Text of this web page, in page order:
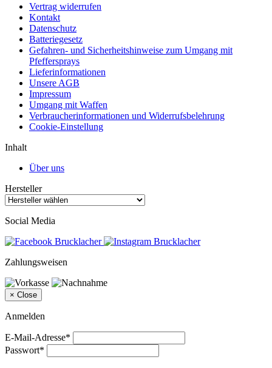
Vertrag widerrufen
Kontakt
Datenschutz
Batteriegesetz
Gefahren- und Sicherheitshinweise zum Umgang mit
Pfeffersprays
Lieferinformationen
Unsere AGB
Impressum
Umgang mit Waffen
Verbraucherinformationen und Widerrufsbelehrung
Cookie-Einstellung
Inhalt
Über uns
Hersteller
Social Media
Zahlungsweisen
× Close
Anmelden
E-Mail-Adresse*
Passwort*